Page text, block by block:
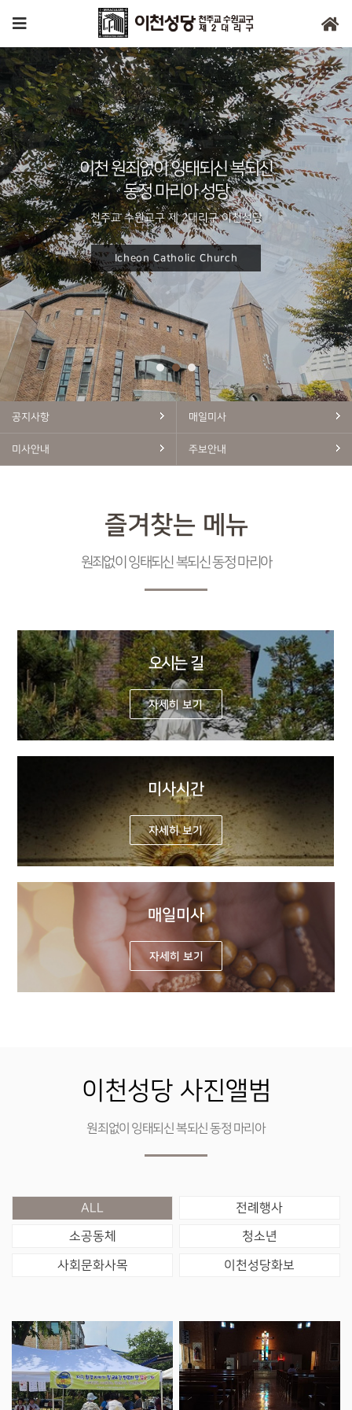
이천 원죄없이 잉태되신 복되신
동정 마리아 성당
천주교 수원교구 제 2대리구 이천성당
Icheon Catholic Church
이천 원죄없이 잉태되신 복되신
동정 마리아 성당
천주교 수원교구 제 2대리구 이천성당
Icheon Catholic Church
이천 원죄없이 잉태되신 복되신
동정 마리아 성당
천주교 수원교구 제 2대리구 이천성당
Icheon Catholic Church
Icheon Catholic Church
Icheon Catholic Church
공지사항 매일미사
미사안내 주보안내
즐겨찾는 메뉴
원죄없이 잉태되신 복되신 동정 마리아
오시는 길
자세히 보기
미사시간
자세히 보기
매일미사
자세히 보기
이천성당 사진앨범
원죄없이 잉태되신 복되신 동정 마리아
ALL 전례행사
소공동체 청소년
사회문화사목 이천성당화보